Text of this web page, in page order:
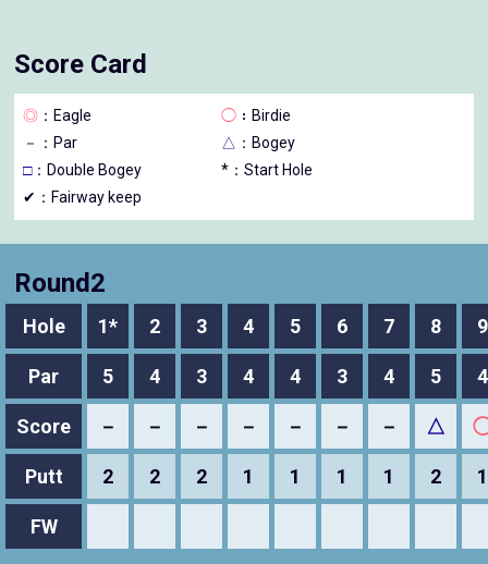
Score Card
◎ ：Eagle ◯ ：Birdie
－
：Par △ ：Bogey
□：Double Bogey
*：Start Hole
✔：Fairway keep
Round2
Hole 1* 2 3 4 5 6 7 8 9
Par 5 4 3 4 4 3 4 5 4
Score － － － － － － － △
Putt 2 2 2 1 1 1 1 2 1
FW